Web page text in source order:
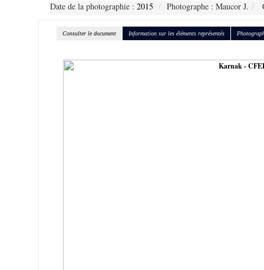
Date de la photographie : 2015 Photographe : Maucor J.
Consulter le document Information sur les éléments représentés